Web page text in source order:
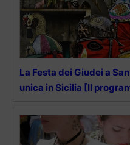
La Festa dei Giudei a
unica in Sicilia [Il